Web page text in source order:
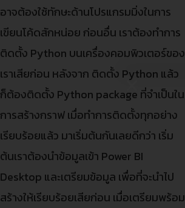
อาจต้องใช้ทักษะด้านโปรแกรมมิ่งในการ
เขียนโค้ดสักหน่อย ก่อนอื่น เราต้องทำการ
ติดตั้ง Python บนเครื่องคอมพิวเตอร์ของ
เราเสียก่อน หลังจาก ติดตั้ง Python แล้ว
ก็ต้องติดตั้ง Python package ที่จำเป็นใน
การสร้างกราฟ เมื่อทำการติดตั้งทุกอย่าง
เรียบร้อยแล้ว มาเริ่มต้นกันเลยดีกว่า เริ่ม
ต้นเราต้องนำข้อมูลเข้า Power BI
Desktop และเตรียมข้อมูล เพื่อที่จะนำไป
สร้างให้เรียบร้อยเสียก่อน เมื่อเตรียมพร้อม